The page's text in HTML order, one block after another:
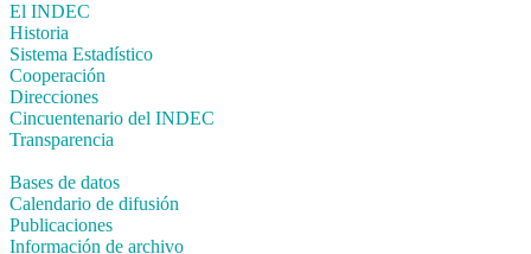
El INDEC
Historia
Sistema Estadístico
Cooperación
Direcciones
Cincuentenario del INDEC
Transparencia
Bases de datos
Calendario de difusión
Publicaciones
Información de archivo